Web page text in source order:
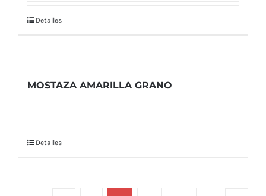
Detalles
MOSTAZA AMARILLA GRANO
Detalles